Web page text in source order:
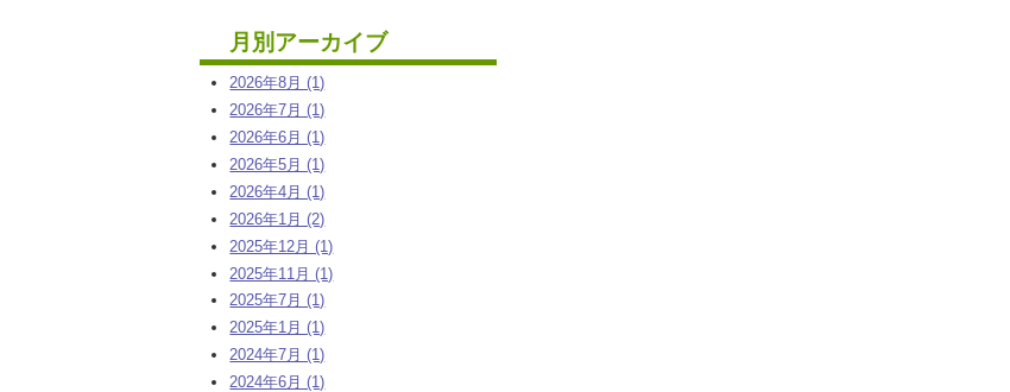
月別アーカイブ
2026年8月 (1)
2026年7月 (1)
2026年6月 (1)
2026年5月 (1)
2026年4月 (1)
2026年1月 (2)
2025年12月 (1)
2025年11月 (1)
2025年7月 (1)
2025年1月 (1)
2024年7月 (1)
2024年6月 (1)